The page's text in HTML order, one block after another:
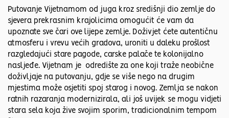
Putovanje Vijetnamom od juga kroz središnji dio zemlje do
sjevera prekrasnim krajolicima omogućit će vam da
upoznate sve čari ove lijepe zemlje. Doživjet ćete autentičnu
atmosferu i vrevu većih gradova, uroniti u daleku prošlost
razgledajući stare pagode, carske palače te kolonijalno
nasljeđe. Vijetnam je odredište za one koji traže neobične
doživljaje na putovanju, gdje se više nego na drugim
mjestima može osjetiti spoj starog i novog. Zemlja se nakon
ratnih razaranja modernizirala, ali još uvijek se mogu vidjeti
stara sela koja žive svojim sporim, tradicionalnim tempom